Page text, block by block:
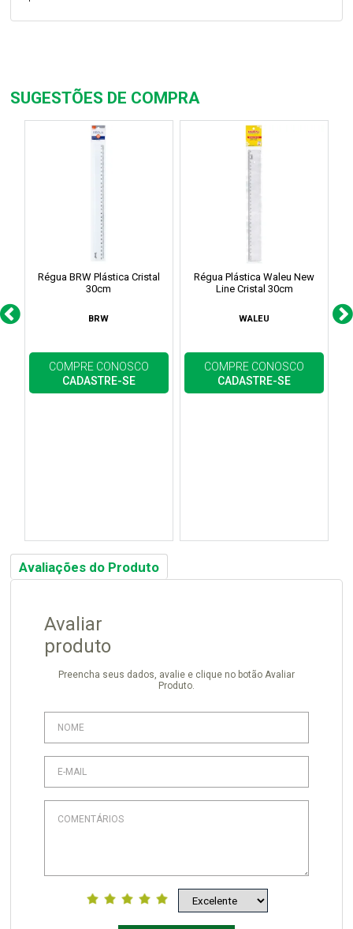
SUGESTÕES DE COMPRA
Régua BRW Plástica Cristal
30cm
BRW
COMPRE CONOSCO
CADASTRE-SE
Régua Plástica Waleu New
Line Cristal 30cm
WALEU
COMPRE CONOSCO
CADASTRE-SE
Avaliações do Produto
Avaliar
produto
Preencha seus dados, avalie e clique no botão Avaliar
Produto.